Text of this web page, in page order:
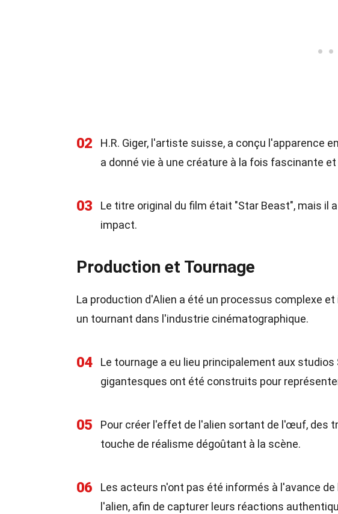
02
H.R. Giger, l'artiste suisse, a conçu l'apparence
a donné vie à une créature à la fois fascinante
03
Le titre original du film était "Star Beast", mais il
impact.
Production et Tournage
La production d'Alien a été un processus complexe
un tournant dans l'industrie cinématographique.
04
Le tournage a eu lieu principalement aux
gigantesques ont été construits pour
05 Pour créer l'effet de l'alien sortant de l'œuf, des
touche de réalisme dégoûtant à la scène.
06
Les acteurs n'ont pas été informés à l'avance
l'alien, afin de capturer leurs réactions